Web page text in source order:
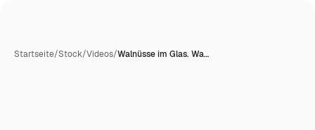
Startseite/Stock/Videos/Walnüsse im Glas. Wa…